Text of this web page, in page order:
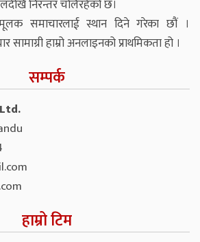
निरन्तर चलिरहेको छ।
समाचारलाई स्थान दिने गरेका छौं ।
हाम्रो अनलाइनको प्राथमिकता हो ।
सम्पर्क
हाम्रो टिम